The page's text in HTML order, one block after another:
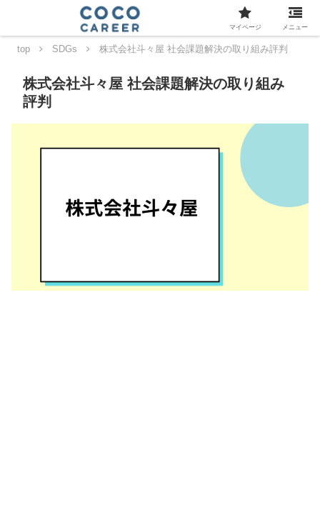
top SDGs 株式会社斗々屋 社会課題解決の取り組み評判
株式会社斗々屋 社会課題解決の取り組み
評判
マイページ メニュー